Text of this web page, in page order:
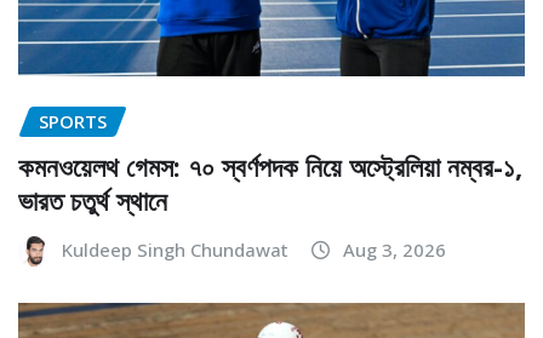
SPORTS
কমনওয়েলথ গেমস: ৭০ স্বর্ণপদক নিয়ে অস্ট্রেলিয়া নম্বর-১,
ভারত চতুর্থ স্থানে
Kuldeep Singh Chundawat Aug 3, 2026